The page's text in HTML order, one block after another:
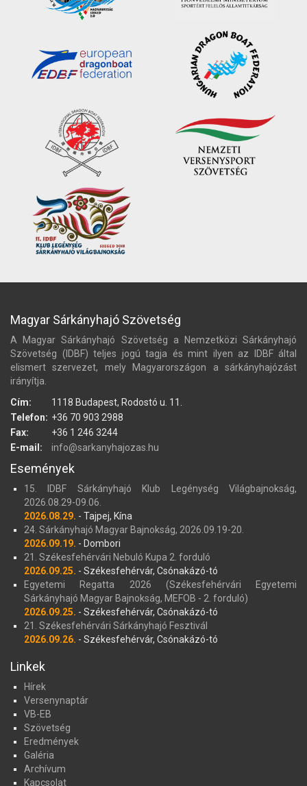
Magyar Sárkányhajó Szövetség
A Magyar Sárkányhajó Szövetség a Nemzetközi Sárkányhajó
Szövetség (IDBF) teljes jogú tagja és mint ilyen az IDBF által
elismert szervezet, mely Magyarországon a sárkányhajózást
irányítja.
Cím:
1118 Budapest, Rodostó u. 11.
Telefon: +36 70 903 2988
Fax:
+36 1 246 3244
E-mail:
info@sarkanyhajozas.hu
Események
15. IDBF Sárkányhajó Klub Legénység Világbajnokság,
2026.08.29-09.06.
2026.08.29. - Tajpej, Kína
24. Sárkányhajó Magyar Bajnokság, 2026.09.19-20.
2026.09.19. - Dombori
21. Székesfehérvári Nebuló Kupa 2. forduló
2026.09.25. - Székesfehérvár, Csónakázó-tó
Egyetemi Regatta 2026 (Székesfehérvári Egyetemi
Sárkányhajó Magyar Bajnokság, MEFOB - 2. forduló)
2026.09.25. - Székesfehérvár, Csónakázó-tó
21. Székesfehérvári Sárkányhajó Fesztivál
2026.09.26. - Székesfehérvár, Csónakázó-tó
Linkek
Hírek
Versenynaptár
VB-EB
Szövetség
Eredmények
Galéria
Archívum
Kapcsolat